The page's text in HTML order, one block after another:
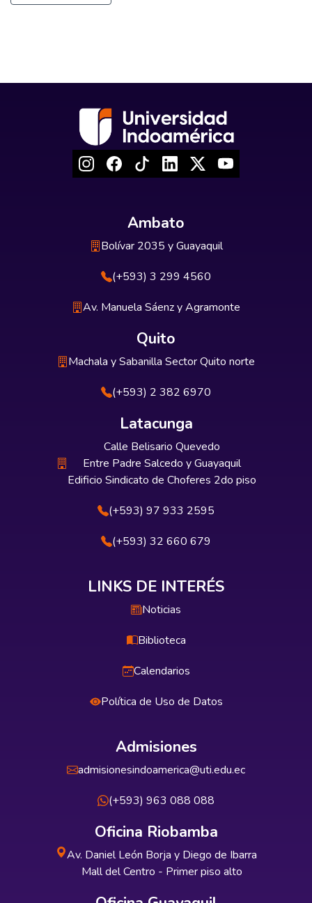
Ambato
Bolívar 2035 y Guayaquil
(+593) 3 299 4560
Av. Manuela Sáenz y Agramonte
Quito
Machala y Sabanilla Sector Quito norte
(+593) 2 382 6970
Latacunga
Calle Belisario Quevedo
Entre Padre Salcedo y Guayaquil
Edificio Sindicato de Choferes 2do piso
(+593) 97 933 2595
(+593) 32 660 679
LINKS DE INTERÉS
Noticias
Biblioteca
Calendarios
Política de Uso de Datos
Admisiones
admisionesindoamerica@uti.edu.ec
(+593) 963 088 088
Oficina Riobamba
Av. Daniel León Borja y Diego de Ibarra
Mall del Centro - Primer piso alto